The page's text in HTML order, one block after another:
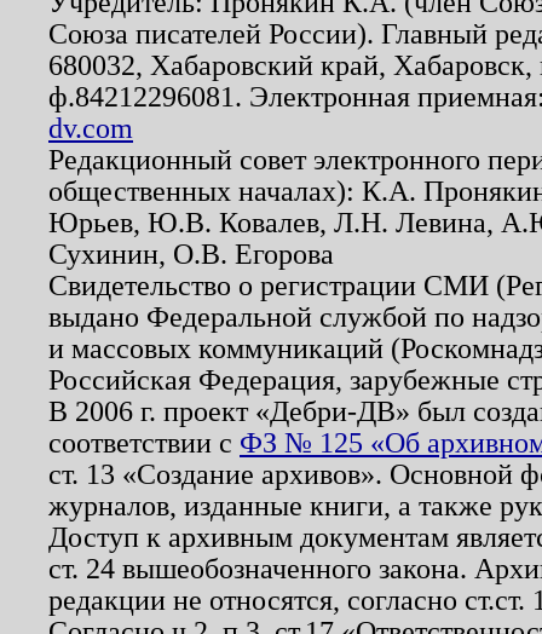
Союза писателей России). Главный
680032, Хабаровский край,
ф.84212296081. Электронная
dv.com
Редакционный совет электронного
общественных началах): К.А.
Юрьев, Ю.В. Ковалев, Л.Н. Левина,
Сухинин, О.В. Егорова
Свидетельство о регистрации СМИ
выдано Федеральной службой по
и массовых коммуникаций
Российская Федерация, зарубежные
В 2006 г. проект «Дебри-ДВ» был
соответствии с ФЗ № 125 «Об
ст. 13 «Создание архивов». Основной
журналов, изданные книги, а также
Доступ к архивным документам
ст. 24 вышеобозначенного закона.
редакции не относятся, согласно